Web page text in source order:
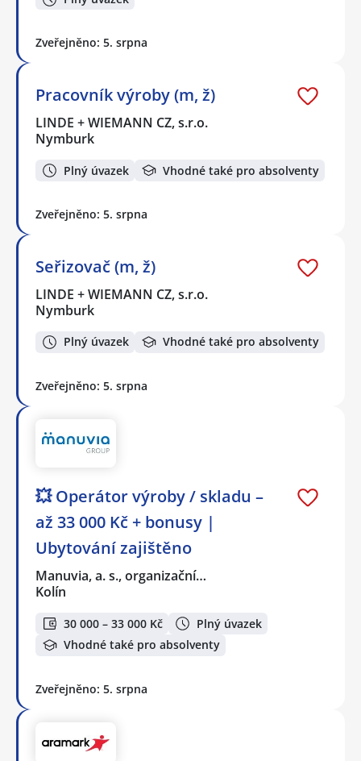
Zveřejněno: 5. srpna
Pracovník výroby (m, ž)
LINDE + WIEMANN CZ, s.r.o.
Nymburk
Plný úvazek Vhodné také pro absolventy
Zveřejněno: 5. srpna
Seřizovač (m, ž)
LINDE + WIEMANN CZ, s.r.o.
Nymburk
Plný úvazek Vhodné také pro absolventy
Zveřejněno: 5. srpna
💥 Operátor výroby / skladu –
až 33 000 Kč + bonusy |
Ubytování zajištěno
Manuvia, a. s., organizační…
Kolín
30 000 – 33 000 Kč
Plný úvazek
Vhodné také pro absolventy
Zveřejněno: 5. srpna